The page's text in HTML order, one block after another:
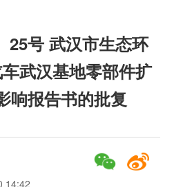
25号 武汉市生态环
武汉基地零部件扩
响报告书的批复
14:42